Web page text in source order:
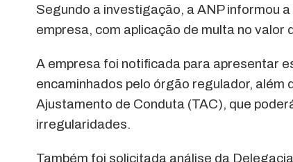
Segundo a investigação, a ANP informou
empresa, com aplicação de multa no valor
A empresa foi notificada para apresentar
encaminhados pelo órgão regulador, além
Ajustamento de Conduta (TAC), que
irregularidades.
Também foi solicitada análise da